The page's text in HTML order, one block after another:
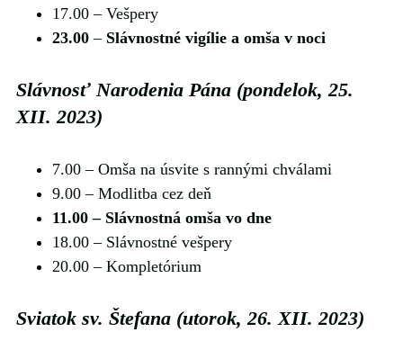
17.00 ‒ Vešpery
23.00‒ Slávnostné vigílie a omša v noci
Slávnosť Narodenia Pána (pondelok, 25.
XII. 2023)
7.00 ‒ Omša na úsvite s rannými chválami
9.00 ‒ Modlitba cez deň
11.00 ‒ Slávnostná omša vo dne
18.00 ‒ Slávnostné vešpery
20.00 ‒ Kompletórium
Sviatok sv. Štefana (utorok, 26. XII. 2023)